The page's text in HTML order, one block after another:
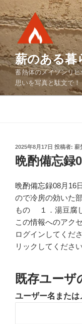
ン
テ
ン
ツ
へ
キ
薪のある暮
蓄熱体のメイソンリ
思いを写真と駄文で！
投
稿
日:
2025年8月17日 投稿者: 薪
晩酌備忘録
晩酌備忘録08月16
ので冷房の効いた
もの １．湯豆腐
この情報へのアク
ログインしてくだ
リックしてください
既存ユーザ
ユーザー名または